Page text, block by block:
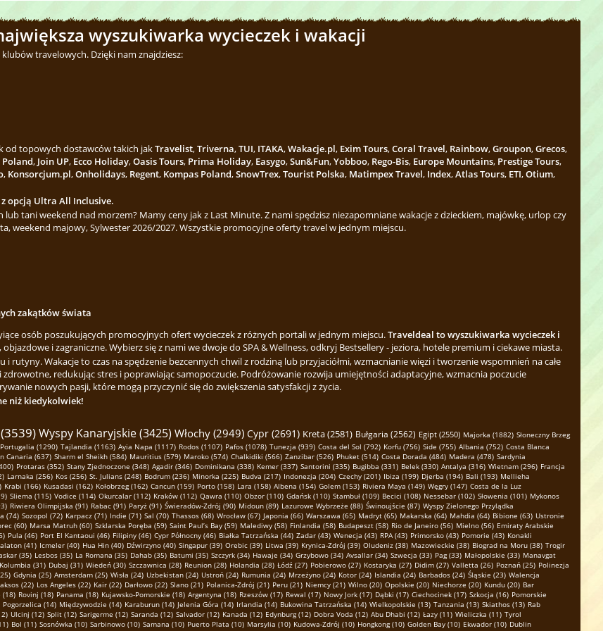
wyszukiwarka wycieczek i wakacji
travelowych. Dzięki nam znajdziesz:
od topowych dostawców takich jakTravelist,Triverna,TUI, ITAKA,Wakacje.pl, Exim Tours,Coral Travel, Rainbow,Groupon,Grecos,
Poland, Join UP, Ecco Holiday,Oasis Tours, Prima Holiday, Easygo,Sun&Fun,Yobboo, Rego-Bis, Europe Mountains, Prestige Tours,
, Konsorcjum.pl,Onholidays, Regent, Kompas Poland,SnowTrex,Tourist Polska, Matimpex Travel, Index,Atlas Tours, ETI,Otium,
opcją Ultra All Inclusive.
lub tani weekend nad morzem? Mamy ceny jak z Last Minute. Z nami spędzisz niezapomniane wakacje z dzieckiem, majówkę, urlop czy
weekend majowy, Sylwester 2026/2027. Wszystkie promocyjne oferty travel w jednym miejscu.
zakątków świata
osób poszukujących promocyjnych ofert wycieczek z różnych portali w jednym miejscu.Traveldeal to wyszukiwarka wycieczek i
i zagraniczne. Wybierz się z nami we dwoje do SPA & Wellness, odkryj Bestsellery - jeziora, hotele premium i ciekawe miasta.
rutyny. Wakacje to czas na spędzenie bezcennych chwil z rodziną lub przyjaciółmi, wzmacnianie więzi i tworzenie wspomnień na całe
redukując stres i poprawiając samopoczucie. Podróżowanie rozwija umiejętności adaptacyjne, wzmacnia poczucie
nowych pasji, które mogą przyczynić się do zwiększenia satysfakcji z życia.
niż kiedykolwiek!
Wyspy Kanaryjskie (3425) Włochy (2949) Cypr (2691) Kreta (2581) Bułgaria (2562) Egipt (2550) Majorka (1882) Słoneczny Brzeg
Portugalia (1290) Tajlandia (1163) Ayia Napa (1117) Rodos (1107) Pafos (1078) Tunezja (939) Costa del Sol (792) Korfu (756) Side (755) Albania (752) Costa Blanca
Canaria (637) Sharm el Sheikh (584) Mauritius (579) Maroko (574) Chalkidiki (566) Zanzibar (526) Phuket (514) Costa Dorada (484) Madera (478) Sardynia
Protaras (352) Stany Zjednoczone (348) Agadir (346) Dominikana (338) Kemer (337) Santorini (335) Bugibba (331) Belek (330) Antalya (316) Wietnam (296) Francja
Larnaka (256) Kos (256) St. Julians (248) Bodrum (236) Minorka (225) Budva (217) Indonezja (204) Czechy (201) Ibiza (199) Djerba (194) Bali (193) Mellieha
Krabi (166) Kusadasi (162) Kołobrzeg (162) Cancun (159) Porto (158) Lara (158) Albena (154) Golem (153) Riviera Maya (149) Węgry (147) Costa de la Luz
Sliema (115) Vodice (114) Okurcalar (112) Kraków (112) Qawra (110) Obzor (110) Gdańsk (110) Stambuł (109) Becici (108) Nessebar (102) Słowenia (101) Mykonos
Riwiera Olimpijska (91) Rabac (91) Paryż (91) Świeradów-Zdrój (90) Midoun (89) Lazurowe Wybrzeże (88) Świnoujście (87) Wyspy Zielonego Przylądka
(74) Sozopol (72) Karpacz (71) Indie (71) Sal (70) Thassos (68) Wrocław (67) Japonia (66) Warszawa (65) Madryt (65) Makarska (64) Mahdia (64) Bibione (63) Ustronie
(60) Marsa Matruh (60) Szklarska Poręba (59) Saint Paul’s Bay (59) Malediwy (58) Finlandia (58) Budapeszt (58) Rio de Janeiro (56) Mielno (56) Emiraty Arabskie
Pula (46) Port El Kantaoui (46) Filipiny (46) Cypr Północny (46) Białka Tatrzańska (44) Zadar (43) Wenecja (43) RPA (43) Primorsko (43) Pomorie (43) Konakli
(41) Icmeler (40) Hua Hin (40) Dźwirzyno (40) Singapur (39) Orebic (39) Litwa (39) Krynica-Zdrój (39) Oludeniz (38) Mazowieckie (38) Biograd na Moru (38) Trogir
(35) Lesbos (35) La Romana (35) Dahab (35) Batumi (35) Szczyrk (34) Hawaje (34) Grzybowo (34) Avsallar (34) Szwecja (33) Pag (33) Małopolskie (33) Manavgat
Kolumbia (31) Dubaj (31) Wiedeń (30) Szczawnica (28) Reunion (28) Holandia (28) Łódź (27) Pobierowo (27) Kostaryka (27) Didim (27) Valletta (26) Poznań (25) Polinezja
Gdynia (25) Amsterdam (25) Wisła (24) Uzbekistan (24) Ustroń (24) Rumunia (24) Mrzeżyno (24) Kotor (24) Islandia (24) Barbados (24) Śląskie (23) Walencja
(22) Los Angeles (22) Kair (22) Darłowo (22) Slano (21) Polanica-Zdrój (21) Peru (21) Niemcy (21) Wilno (20) Opolskie (20) Niechorze (20) Kundu (20) Bar
(18) Rovinj (18) Panama (18) Kujawsko-Pomorskie (18) Argentyna (18) Rzeszów (17) Rewal (17) Nowy Jork (17) Dąbki (17) Ciechocinek (17) Szkocja (16) Pomorskie
Pogorzelica (14) Międzywodzie (14) Karaburun (14) Jelenia Góra (14) Irlandia (14) Bukowina Tatrzańska (14) Wielkopolskie (13) Tanzania (13) Skiathos (13) Rab
Ulcinj (12) Split (12) Sarigerme (12) Saranda (12) Salvador (12) Kanada (12) Edynburg (12) Dobra Voda (12) Abu Dhabi (12) Łazy (11) Wieliczka (11) Tyrol
Bol (11) Sosnówka (10) Sarbinowo (10) Samana (10) Puerto Plata (10) Marsylia (10) Kudowa-Zdrój (10) Hongkong (10) Golden Bay (10) Ekwador (10) Dublin